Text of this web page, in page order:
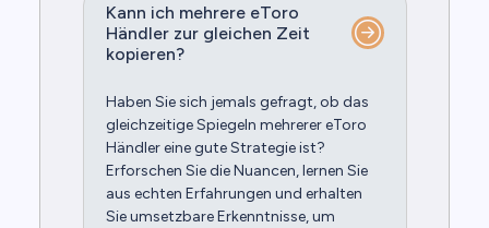
Kann ich mehrere eToro
Händler zur gleichen Zeit
kopieren?
Haben Sie sich jemals gefragt, ob das
gleichzeitige Spiegeln mehrerer eToro
Händler eine gute Strategie ist?
Erforschen Sie die Nuancen, lernen Sie
aus echten Erfahrungen und erhalten
Sie umsetzbare Erkenntnisse, um